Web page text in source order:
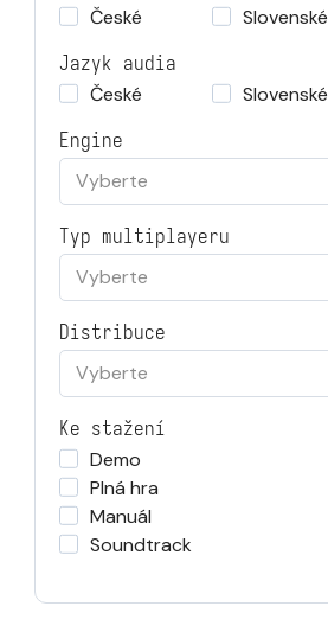
České
Slovenské
Jazyk audia
České
Slovenské
Engine
Vyberte
Typ multiplayeru
Vyberte
Distribuce
Vyberte
Ke stažení
Demo
Plná hra
Manuál
Soundtrack